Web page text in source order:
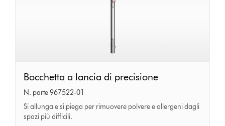
Bocchetta
a
lancia
di
Bocchetta a lancia di precisione
N. parte 967522-01
Si allunga e si piega per rimuovere polvere e allergeni dagli
spazi più difficili.